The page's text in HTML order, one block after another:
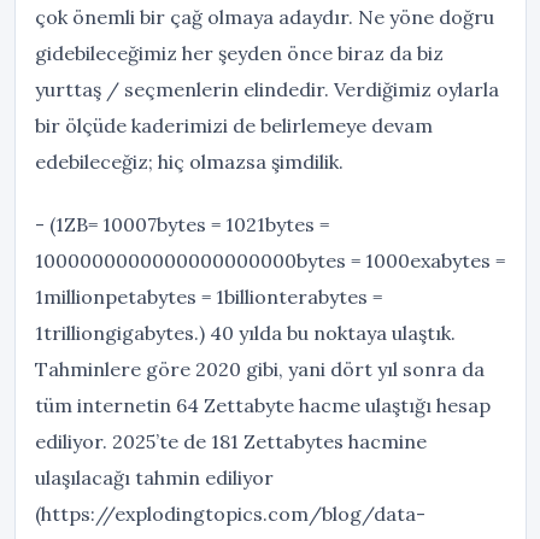
çok önemli bir çağ olmaya adaydır. Ne yöne doğru
gidebileceğimiz her şeyden önce biraz da biz
yurttaş / seçmenlerin elindedir. Verdiğimiz oylarla
bir ölçüde kaderimizi de belirlemeye devam
edebileceğiz; hiç olmazsa şimdilik.
- (1ZB= 10007bytes = 1021bytes =
1000000000000000000000bytes = 1000exabytes =
1millionpetabytes = 1billionterabytes =
1trilliongigabytes.) 40 yılda bu noktaya ulaştık.
Tahminlere göre 2020 gibi, yani dört yıl sonra da
tüm internetin 64 Zettabyte hacme ulaştığı hesap
ediliyor. 2025’te de 181 Zettabytes hacmine
ulaşılacağı tahmin ediliyor
(https://explodingtopics.com/blog/data-